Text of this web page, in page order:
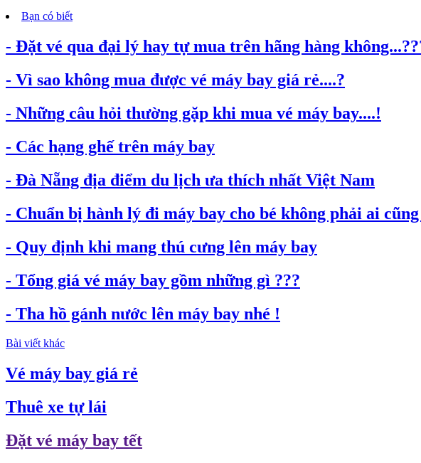
Bạn có biết
- Đặt vé qua đại lý hay tự mua trên hãng hàng
- Vì sao không mua được vé máy bay giá rẻ....?
- Những câu hỏi thường gặp khi mua vé máy bay....!
- Các hạng ghế trên máy bay
- Đà Nẵng địa điểm du lịch ưa thích nhất Việt Nam
- Chuẩn bị hành lý đi máy bay cho bé không phải ai
- Quy định khi mang thú cưng lên máy bay
- Tổng giá vé máy bay gồm những gì ???
- Tha hồ gánh nước lên máy bay nhé !
Bài viết khác
Vé máy bay giá rẻ
Thuê xe tự lái
Đặt vé máy bay tết